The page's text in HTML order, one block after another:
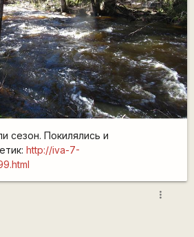
сезон. Покилялись и
http://iva-7-
more_vert